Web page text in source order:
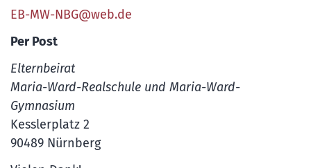
EB-MW-NBG@web.de
Per Post
Elternbeirat
Maria-Ward-Realschule und Maria-Ward-
Gymnasium
Kesslerplatz 2
90489 Nürnberg